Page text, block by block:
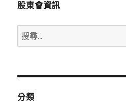
股東會資訊
搜
尋
鍵
分類